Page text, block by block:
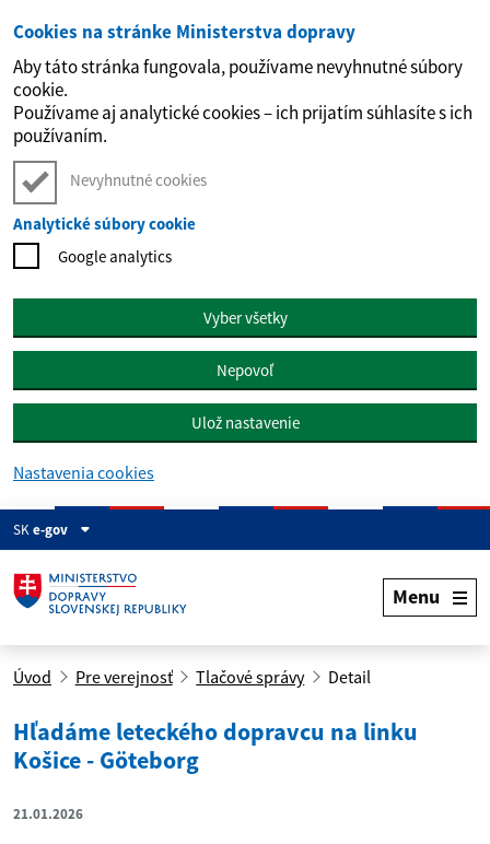
Preskočiť na hlavný obsah
Cookies na stránke Ministerstva dopravy
Aby táto stránka fungovala, používame nevyhnutné súbory
cookie.
Používame aj analytické cookies – ich prijatím súhlasíte s ich
používaním.
Nevyhnutné cookies
Analytické súbory cookie
Google analytics
Vyber všetky
Nepovoľ
Ulož nastavenie
Nastavenia cookies
SKe-gov
Menu
Úvod Pre verejnosť Tlačové správy Detail
Hľadáme leteckého dopravcu na linku
Košice - Göteborg
21.01.2026